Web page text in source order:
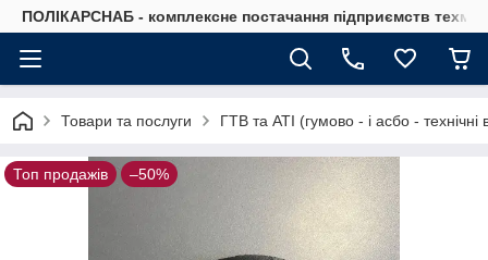
ПОЛІКАРСНАБ - комплексне постачання підприємств
Товари та послуги ГТВ та АТІ (гумово - і асбо -
Топ продажів –50%